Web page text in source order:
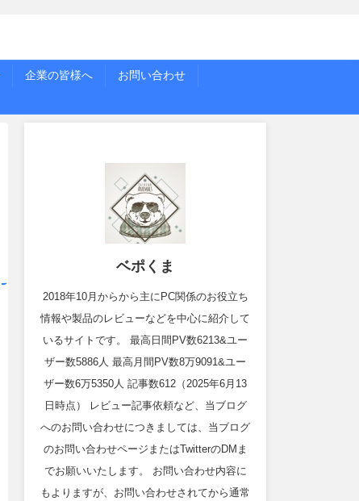
企業の皆様へ
お問い合わせ
ベポくま
2018年10月からから主にPC関係のお役立ち
情報や製品のレビューなどを中心に紹介して
いるサイトです。 最高日間PV数6213&ユー
ザー数5886人 最高月間PV数8万9091&ユー
ザー数6万5350人 記事数612（2025年6月13
日時点） レビュー記事依頼など、当ブログ
へのお問い合わせにつきましては、当ブログ
のお問い合わせページまたはTwitterのDMま
でお願いいたします。 お問い合わせ内容に
もよりますが、お問い合わせされてから通常